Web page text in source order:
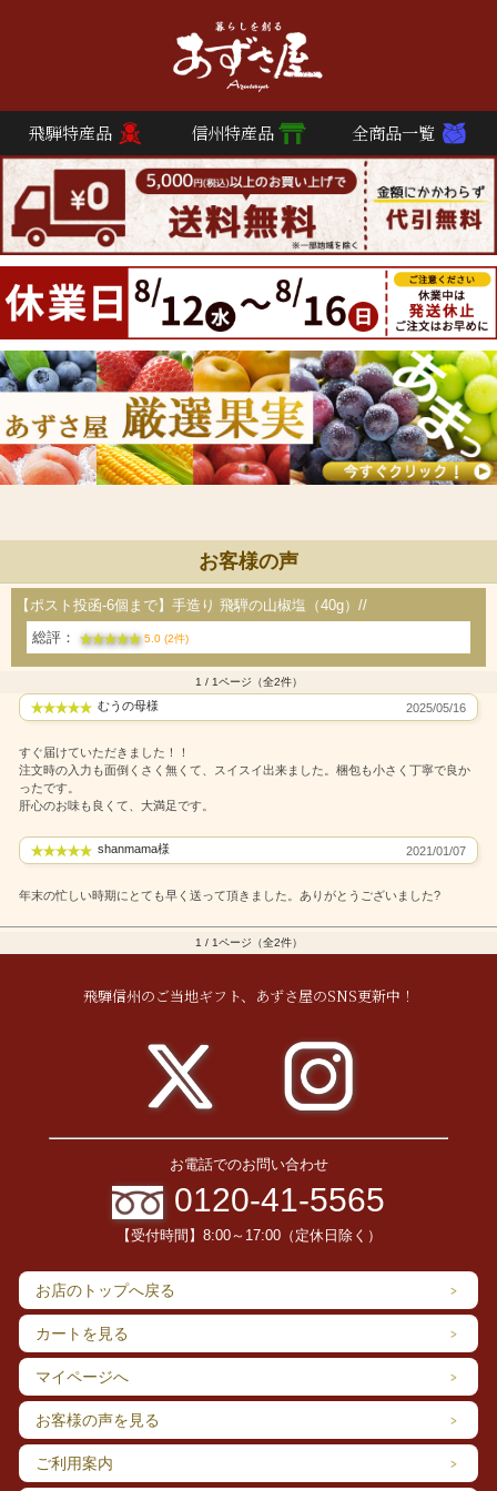
飛騨特産品 信州特産品 全商品一覧
お客様の声
【ポスト投函-6個まで】手造り 飛騨の山椒塩（40g）//
総評：
5.0 (2件)
1 / 1ページ（全2件）
むうの母様 2025/05/16
すぐ届けていただきました！！
注文時の入力も面倒くさく無くて、スイスイ出来ました。梱包も小さく丁寧で良か
ったです。
肝心のお味も良くて、大満足です。
shanmama様 2021/01/07
年末の忙しい時期にとても早く送って頂きました。ありがとうございました?
1 / 1ページ（全2件）
飛騨信州のご当地ギフト、あずさ屋のSNS更新中！
お電話でのお問い合わせ
0120-41-5565
【受付時間】8:00～17:00（定休日除く）
お店のトップへ戻る
カートを見る
マイページへ
お客様の声を見る
ご利用案内